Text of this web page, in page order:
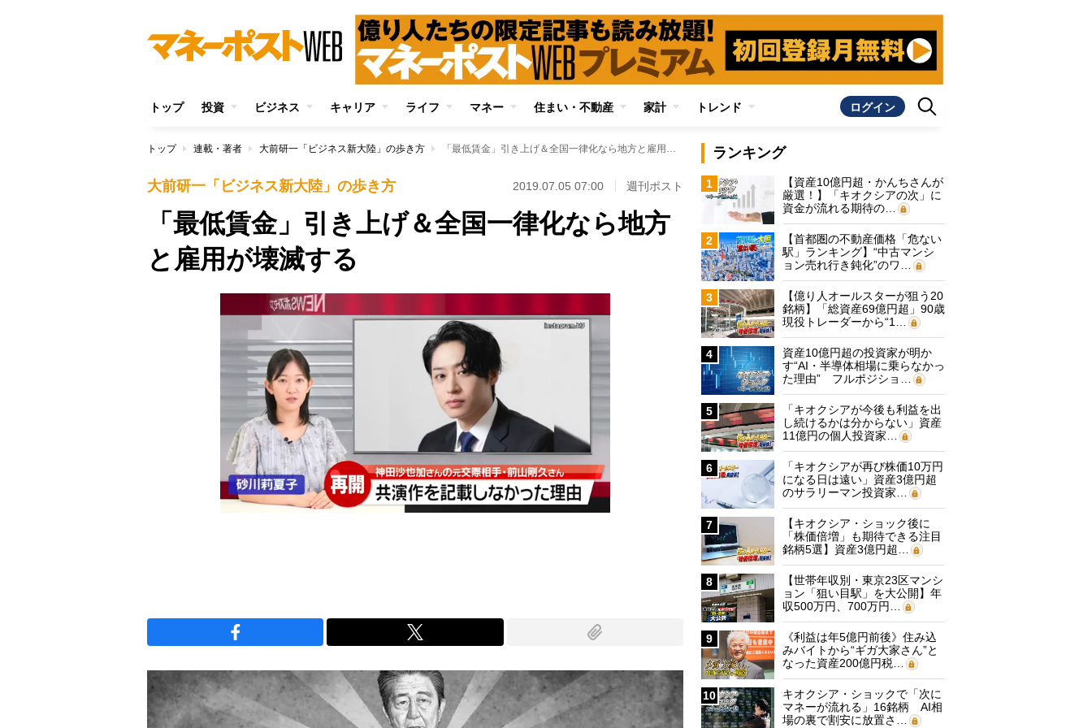
トップ 投資 ビジネス キャリア ライフ マネー 住まい・不動産 家計 トレンド ログイン
トップ 連載・著者 大前研一「ビジネス新大陸」の歩き方 「最低賃金」引き上げ＆全国一律化なら地方と雇用が壊滅する
大前研一「ビジネス新大陸」の歩き方 2019.07.05 07:00 週刊ポスト
「最低賃金」引き上げ＆全国一律化なら地方
と雇用が壊滅する
ランキング
1
【資産10億円超・かんちさんが
厳選！】「キオクシアの次」に
資金が流れる期待の…
2
【首都圏の不動産価格「危ない
駅」ランキング】“中古マンシ
ョン売れ行き鈍化”のワ…
3
【億り人オールスターが狙う20
銘柄】「総資産69億円超」90歳
現役トレーダーから“1…
4
資産10億円超の投資家が明か
す“AI・半導体相場に乗らなかっ
た理由” フルポジショ…
5
「キオクシアが今後も利益を出
し続けるかは分からない」資産
11億円の個人投資家…
6
「キオクシアが再び株価10万円
になる日は遠い」資産3億円超
のサラリーマン投資家…
7
【キオクシア・ショック後に
「株価倍増」も期待できる注目
銘柄5選】資産3億円超…
8
【世帯年収別・東京23区マンシ
ョン「狙い目駅」を大公開】年
収500万円、700万円…
9
《利益は年5億円前後》住み込
みバイトから“ギガ大家さん”と
なった資産200億円税…
10
キオクシア・ショックで「次に
マネーが流れる」16銘柄 AI相
場の裏で割安に放置さ…